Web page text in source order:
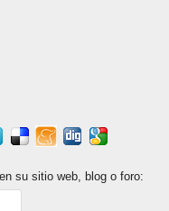
su sitio web, blog o foro: